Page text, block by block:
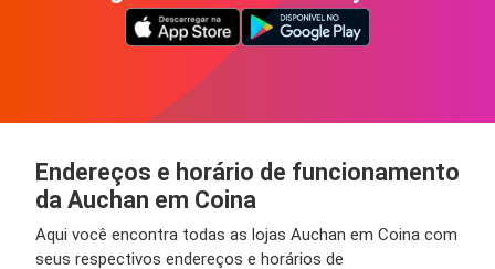
Endereços e horário de funcionamento
da Auchan em Coina
Aqui você encontra todas as lojas Auchan em Coina com
seus respectivos endereços e horários de